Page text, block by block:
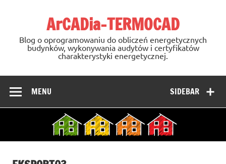
ArCADia-TERMOCAD
Blog o oprogramowaniu do obliczeń energetycznych
budynków, wykonywania audytów i certyfikatów
charakterystyki energetycznej.
SIDEBAR
MENU